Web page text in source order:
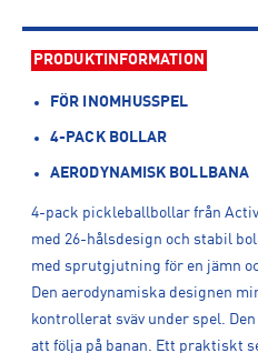
PRODUKTINFORMATION
FÖR INOMHUSSPEL
4-PACK BOLLAR
AERODYNAMISK BOLLBANA
4-pack pickleballbollar från
med 26-hålsdesign och stabil
med sprutgjutning för en jämn
Den aerodynamiska designen
kontrollerat sväv under spel.
att följa på banan. Ett praktiskt